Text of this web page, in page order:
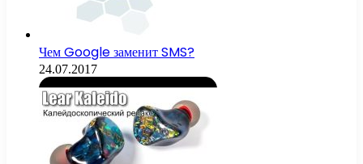
Чем Google заменит SMS?
24.07.2017